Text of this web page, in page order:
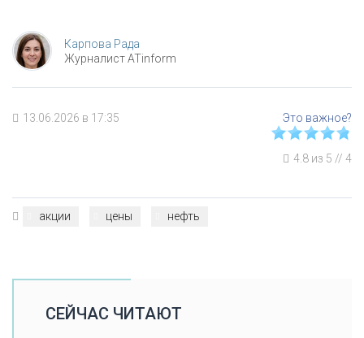
Карпова Рада
Журналист ATinform
13.06.2026 в 17:35
4.8 из 5 // 4
акции цены нефть
СЕЙЧАС ЧИТАЮТ